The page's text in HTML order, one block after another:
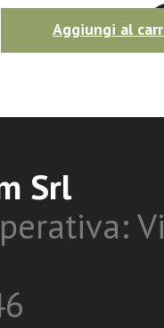
Aggiungi al
Srl